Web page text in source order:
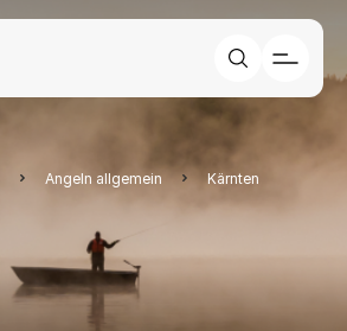
Angeln allgemein Kärnten